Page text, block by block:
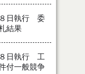
日執行 委
結果
日執行 工
付一般競争